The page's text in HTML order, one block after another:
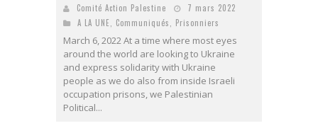
Comité Action Palestine
7 mars 2022
A LA UNE, Communiqués, Prisonniers
March 6, 2022 At a time where most eyes
around the world are looking to Ukraine
and express solidarity with Ukraine
people as we do also from inside Israeli
occupation prisons, we Palestinian
Political...